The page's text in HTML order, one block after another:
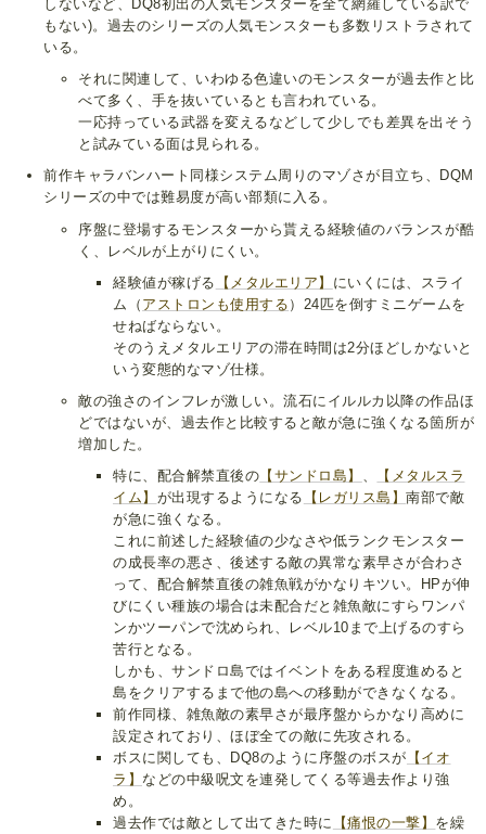
しないなど、DQ8初出の人気モンスターを全て網羅している訳で
もない)。過去のシリーズの人気モンスターも多数リストラされて
いる。
それに関連して、いわゆる色違いのモンスターが過去作と比
べて多く、手を抜いているとも言われている。
一応持っている武器を変えるなどして少しでも差異を出そう
と試みている面は見られる。
前作キャラバンハート同様システム周りのマゾさが目立ち、DQM
シリーズの中では難易度が高い部類に入る。
序盤に登場するモンスターから貰える経験値のバランスが酷
く、レベルが上がりにくい。
経験値が稼げる
【メタルエリア】 にいくには、スライ
ム（ アストロンも使用する ）24匹を倒すミニゲームを
せねばならない。
そのうえメタルエリアの滞在時間は2分ほどしかないと
いう変態的なマゾ仕様。
敵の強さのインフレが激しい。流石にイルルカ以降の作品ほ
どではないが、過去作と比較すると敵が急に強くなる箇所が
増加した。
特に、配合解禁直後の 【サンドロ島】
【メタルスラ
イム】 が出現するようになる 【レガリス島】南部で敵
が急に強くなる。
これに前述した経験値の少なさや低ランクモンスター
の成長率の悪さ、後述する敵の異常な素早さが合わさ
って、配合解禁直後の雑魚戦がかなりキツい。HPが伸
びにくい種族の場合は未配合だと雑魚敵にすらワンパ
ンかツーパンで沈められ、レベル10まで上げるのすら
苦行となる。
しかも、サンドロ島ではイベントをある程度進めると
島をクリアするまで他の島への移動ができなくなる。
前作同様、雑魚敵の素早さが最序盤からかなり高めに
設定されており、ほぼ全ての敵に先攻される。
ボスに関しても、DQ8のように序盤のボスが 【イオ
ラ】 などの中級呪文を連発してくる等過去作より強
め。
過去作では敵として出てきた時に
【痛恨の一撃】 を繰